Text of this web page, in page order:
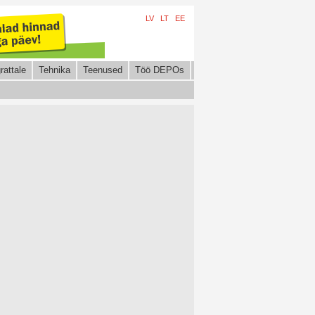
LV LT EE
Tehnika Teenused
Töö DEPOs